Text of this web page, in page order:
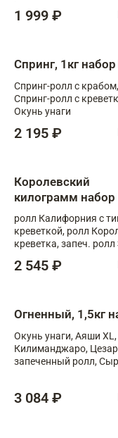
1 999 ₽
Спринг, 1кг набор
Спринг-ролл с
Спринг-ролл с
Окунь унаги
2 195 ₽
Королевский
килограмм набор
ролл Калифорния с
креветкой, ролл
креветка, запеч.
XL, запеч. ролл
2 545 ₽
Огненный, 1,5кг
Окунь унаги, Аяши XL,
Килиманджаро,
запеченный ролл,
3 084 ₽